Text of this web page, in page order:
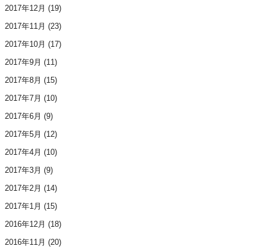
2017年12月 (19)
2017年11月 (23)
2017年10月 (17)
2017年9月 (11)
2017年8月 (15)
2017年7月 (10)
2017年6月 (9)
2017年5月 (12)
2017年4月 (10)
2017年3月 (9)
2017年2月 (14)
2017年1月 (15)
2016年12月 (18)
2016年11月 (20)